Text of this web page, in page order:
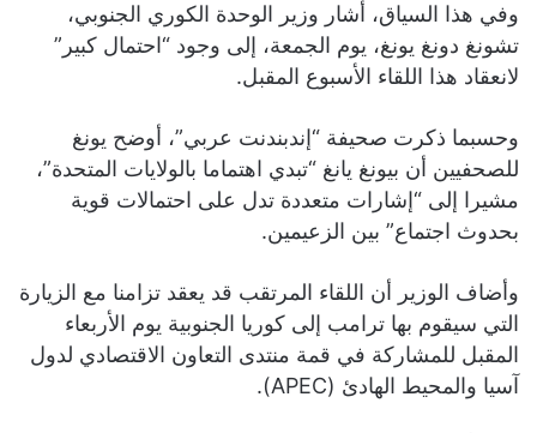
وفي هذا السياق، أشار وزير الوحدة الكوري الجنوبي،
تشونغ دونغ يونغ، يوم الجمعة، إلى وجود “احتمال كبير”
لانعقاد هذا اللقاء الأسبوع المقبل.
وحسبما ذكرت صحيفة “إندبندنت عربي”، أوضح يونغ
للصحفيين أن بيونغ يانغ “تبدي اهتماما بالولايات المتحدة”،
مشيرا إلى “إشارات متعددة تدل على احتمالات قوية
بحدوث اجتماع” بين الزعيمين.
وأضاف الوزير أن اللقاء المرتقب قد يعقد تزامنا مع الزيارة
التي سيقوم بها ترامب إلى كوريا الجنوبية يوم الأربعاء
المقبل للمشاركة في قمة منتدى التعاون الاقتصادي لدول
آسيا والمحيط الهادئ (APEC).